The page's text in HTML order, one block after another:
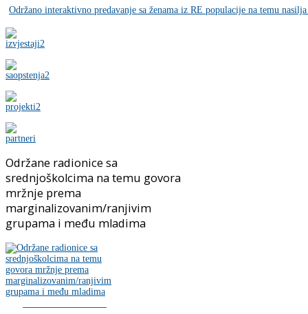
Održano interaktivno predavanje sa ženama iz RE populacije na temu
Održane radionice sa
srednjoškolcima na temu govora
mržnje prema
marginalizovanim/ranjivim
grupama i među mladima